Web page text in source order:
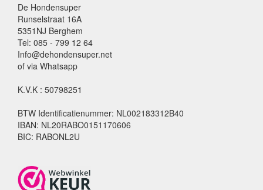
De Hondensuper
Runselstraat 16A
5351NJ Berghem
Tel: 085 - 799 12 64
Info@dehondensuper.net
of via Whatsapp
K.V.K : 50798251
BTW Identificatienummer: NL002183312B40
IBAN: NL20RABO0151170606
BIC: RABONL2U